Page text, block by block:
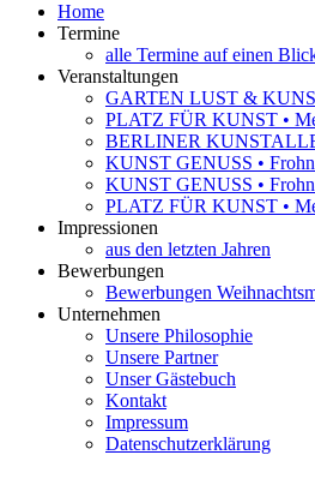
Home
Termine
alle Termine auf einen
Veranstaltungen
GARTEN LUST &
PLATZ FÜR KUNST •
BERLINER
KUNST GENUSS •
KUNST GENUSS •
PLATZ FÜR KUNST •
Impressionen
aus den letzten Jahren
Bewerbungen
Bewerbungen
Unternehmen
Unsere Philosophie
Unsere Partner
Unser Gästebuch
Kontakt
Impressum
Datenschutzerklärung